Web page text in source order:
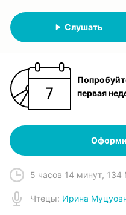
Слушать
первая
5 часов 14 минут, 134
Чтецы: Ирина